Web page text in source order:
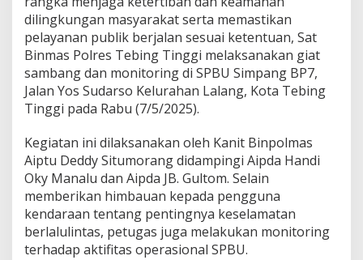
i
n
g
T
i
n
g
S
a
m
b
a
n
g
dilingkungan masyarakat serta memastikan
pelayanan publik berjalan sesuai ketentuan, Sat
Binmas Polres Tebing Tinggi melaksanakan giat
sambang dan monitoring di SPBU Simpang BP7,
Jalan Yos Sudarso Kelurahan Lalang, Kota Tebing
Tinggi pada Rabu (7/5/2025).
Kegiatan ini dilaksanakan oleh Kanit Binpolmas
Aiptu Deddy Situmorang didampingi Aipda Handi
Oky Manalu dan Aipda JB. Gultom. Selain
memberikan himbauan kepada pengguna
kendaraan tentang pentingnya keselamatan
berlalulintas, petugas juga melakukan monitoring
terhadap aktifitas operasional SPBU.